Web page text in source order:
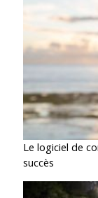
Le logiciel de
succès